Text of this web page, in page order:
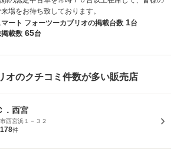
来場をお待ち致しております。
マート フォーツーカブリオの掲載台数 1台
載数 65台
オのクチコミ件数が多い販売店
．西宮
西宮浜１－３２
178件